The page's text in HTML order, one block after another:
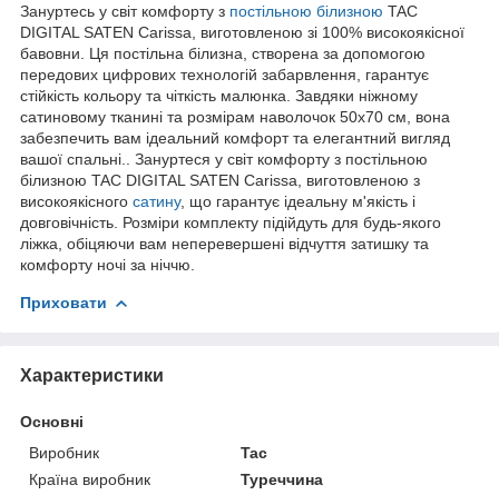
Зануртесь у світ комфорту з постільною білизною TAC
DIGITAL SATEN Carissa, виготовленою зі 100% високоякісної
бавовни. Ця постільна білизна, створена за допомогою
передових цифрових технологій забарвлення, гарантує
стійкість кольору та чіткість малюнка. Завдяки ніжному
сатиновому тканині та розмірам наволочок 50x70 см, вона
забезпечить вам ідеальний комфорт та елегантний вигляд
вашої спальні.. Зануртеся у світ комфорту з постільною
білизною TAC DIGITAL SATEN Carissa, виготовленою з
високоякісного сатину, що гарантує ідеальну м'якість і
довговічність. Розміри комплекту підійдуть для будь-якого
ліжка, обіцяючи вам неперевершені відчуття затишку та
комфорту ночі за ніччю.
Приховати
Характеристики
Основні
Виробник
Tac
Країна виробник
Туреччина